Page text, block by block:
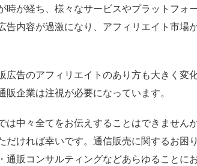
時が経ち、様々なサービスやプラットフォ
告内容が過激になり、アフィリエイト市場
広告のアフィリエイトのあり方も大きく変
販企業は注視が必要になっています。
は中々全てをお伝えすることはできません
だければ幸いです。通信販売に関するお困
通販コンサルティングなどあらゆることに